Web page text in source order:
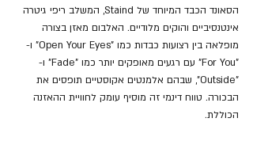
הסאונד הכבד המיוחד של Staind, המשלב ריפי גיטרה
אינטנסיביים והוקים מלודיים. האלבום מאזן בצורה
מופלאה בין רצועות כבדות כמו "Open Your Eyes" ו-
"For You" עם רגעים מאופקים יותר כמו "Fade" ו-
"Outside", שבהם אלמנטים אקוסטיים תופסים את
הבכורה. טווח דינמי זה מוסיף עומק לחוויית ההאזנה
הכוללת.